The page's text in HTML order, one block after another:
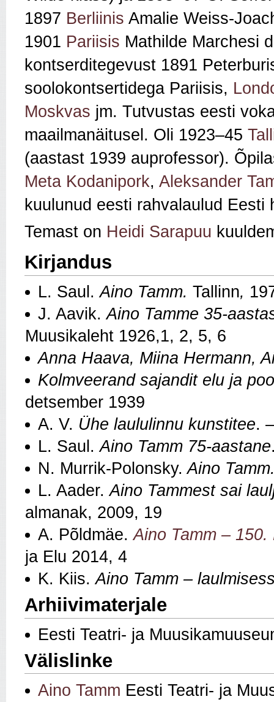
1897 Berliinis Amalie Weiss-
1901 Pariisis Mathilde Marchesi
kontserditegevust 1891
soolokontsertidega Pariisis,
Moskvas jm. Tutvustas eesti
maailmanäitusel. Oli 1923–45
(aastast 1939 auprofessor).
Meta Kodanipork, Aleksander
kuulunud eesti rahvalaulud Eesti
Temast on Heidi Sarapuu
Kirjandus
L. Saul.Aino Tamm. Tallinn,
J. Aavik.Aino Tamme 35-
Muusikaleht 1926,1, 2, 5, 6
Anna Haava, Miina Hermann,
Kolmveerand sajandit elu ja
detsember 1939
A. V. Ühe laululinnu kunstitee.
L. Saul.Aino Tamm 75-aastane
N. Murrik-Polonsky. Aino
L. Aader.Aino Tammest sai
almanak, 2009, 19
A. Põldmäe.Aino Tamm –
ja Elu 2014, 4
K. Kiis.Aino Tamm –
Arhiivimaterjale
Eesti Teatri- ja
Välislinke
Aino Tamm Eesti Teatri- ja